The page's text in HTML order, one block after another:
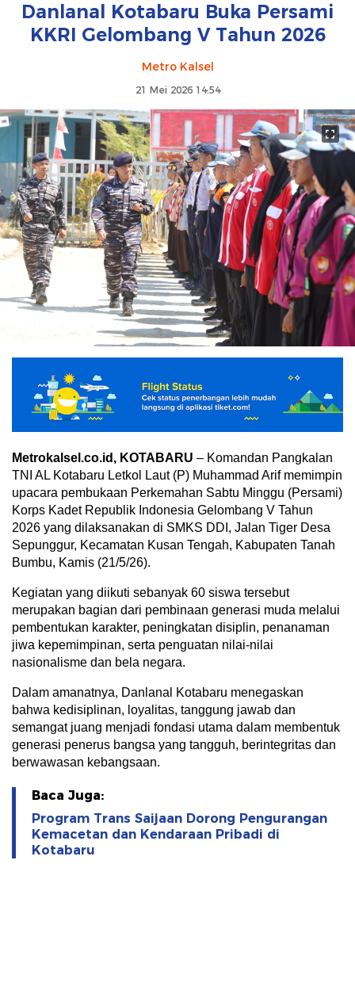
Danlanal Kotabaru Buka Persami
KKRI Gelombang V Tahun 2026
Metro Kalsel
21 Mei 2026 14:54
Metrokalsel.co.id, KOTABARU – Komandan Pangkalan
TNI AL Kotabaru Letkol Laut (P) Muhammad Arif memimpin
upacara pembukaan Perkemahan Sabtu Minggu (Persami)
Korps Kadet Republik Indonesia Gelombang V Tahun
2026 yang dilaksanakan di SMKS DDI, Jalan Tiger Desa
Sepunggur, Kecamatan Kusan Tengah, Kabupaten Tanah
Bumbu, Kamis (21/5/26).
Kegiatan yang diikuti sebanyak 60 siswa tersebut
merupakan bagian dari pembinaan generasi muda melalui
pembentukan karakter, peningkatan disiplin, penanaman
jiwa kepemimpinan, serta penguatan nilai-nilai
nasionalisme dan bela negara.
Dalam amanatnya, Danlanal Kotabaru menegaskan
bahwa kedisiplinan, loyalitas, tanggung jawab dan
semangat juang menjadi fondasi utama dalam membentuk
generasi penerus bangsa yang tangguh, berintegritas dan
berwawasan kebangsaan.
Baca Juga:
Program Trans Saijaan Dorong Pengurangan
Kemacetan dan Kendaraan Pribadi di
Kotabaru